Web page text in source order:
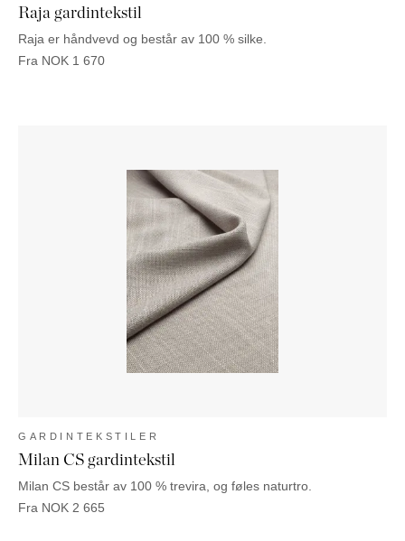
Raja gardintekstil
Raja er håndvevd og består av 100 % silke.
Fra NOK 1 670
GARDINTEKSTILER
Milan CS gardintekstil
Milan CS består av 100 % trevira, og føles naturtro.
Fra NOK 2 665